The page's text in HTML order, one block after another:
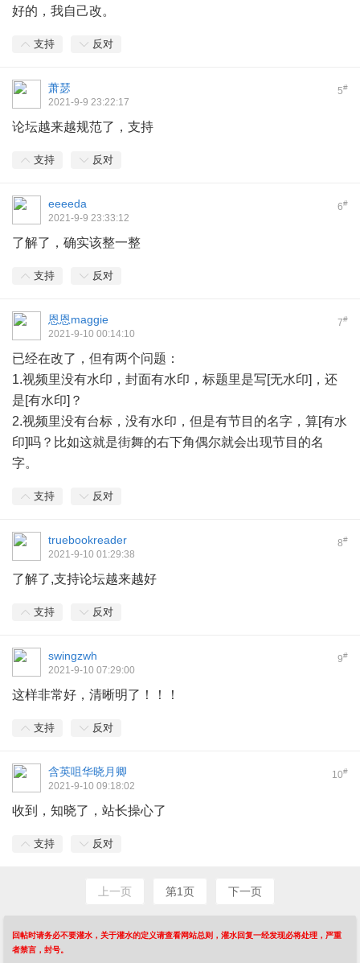
好的，我自己改。
支持 反对
5#
萧瑟
2021-9-9 23:22:17
论坛越来越规范了，支持
支持 反对
6#
eeeeda
2021-9-9 23:33:12
了解了，确实该整一整
支持 反对
7#
恩恩maggie
2021-9-10 00:14:10
已经在改了，但有两个问题：
1.视频里没有水印，封面有水印，标题里是写[无水印]，还
是[有水印]？
2.视频里没有台标，没有水印，但是有节目的名字，算[有水
印]吗？比如这就是街舞的右下角偶尔就会出现节目的名
字。
支持 反对
8#
truebookreader
2021-9-10 01:29:38
了解了,支持论坛越来越好
支持 反对
9#
swingzwh
2021-9-10 07:29:00
这样非常好，清晰明了！！！
支持 反对
10#
含英咀华晓月卿
2021-9-10 09:18:02
收到，知晓了，站长操心了
支持 反对
上一页 第1页 下一页
回帖时请务必不要灌水，关于灌水的定义请查看网站总则，灌水回复一经发现必将处理，严重
者禁言，封号。